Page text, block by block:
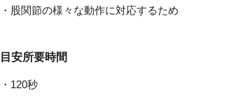
・股関節の様々な動作に対応するため
目安所要時間
・120秒